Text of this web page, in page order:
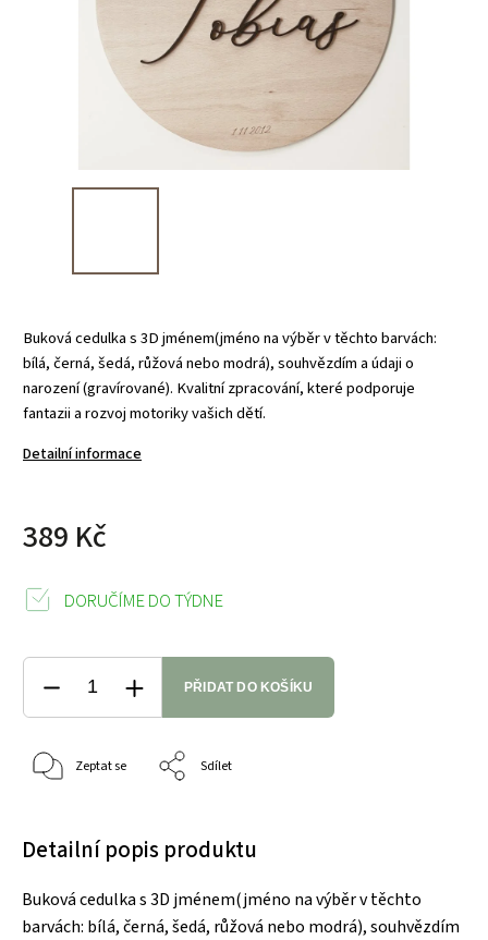
Buková cedulka s 3D jménem(jméno na výběr v těchto barvách:
bílá, černá, šedá, růžová nebo modrá), souhvězdím a údaji o
narození (gravírované). Kvalitní zpracování, které podporuje
fantazii a rozvoj motoriky vašich dětí.
Detailní informace
389 Kč
DORUČÍME DO TÝDNE
PŘIDAT DO KOŠÍKU
Zeptat se Sdílet
Detailní popis produktu
Buková cedulka s 3D jménem(jméno na výběr v těchto
barvách: bílá, černá, šedá, růžová nebo modrá), souhvězdím